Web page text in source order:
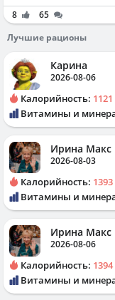
8
65
Лучшие рационы
Карина
2026-08-06
Калорийность:
Витамины и
Ирина Макс
2026-08-03
Калорийность:
Витамины и
Ирина Макс
2026-08-06
Калорийность:
Витамины и